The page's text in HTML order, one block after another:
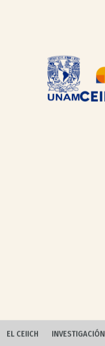
EL CEIICH INVESTIGACIÓN